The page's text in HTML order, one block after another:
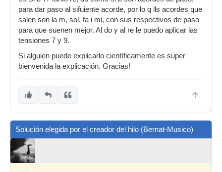
para dar paso al sifuiente acorde, por lo q lls acordes que
salen son la m, sol, fa i mi, con sus respectivos de paso
para que suenen mejor. Al do y al re le puedo aplicar las
tensiones 7 y 9.
Si alguien puede explicarlo científicamente es super
bienvenida la explicación. Gracias!
Solución elegida por el creador del hilo (Bernat-Musico)